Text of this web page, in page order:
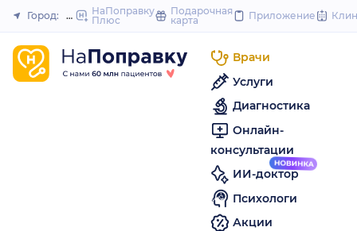
to
Закрыть
Город: ПермьНаПоправку
Плюс
Подарочная
карта
Приложение
Врачи
Услуги
Диагностика
Онлайн-
консультации
ИИ-доктор
Психологи
Акции